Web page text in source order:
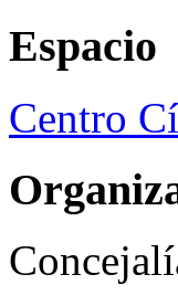
Espacio
Centro